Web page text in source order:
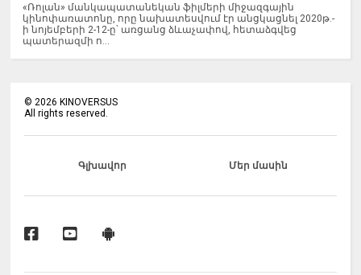
«Ռոլան» մանկապատանեկան ֆիլմերի միջազգային
կինոփառատոնը, որը նախատեսվում էր անցկացնել 2020թ.-
ի նոյեմբերի 2-12-ը՝ առցանց ձևաչափով, հետաձգվեց
պատերազմի ո...
©2026 KINOVERSUS
All rights reserved.
Գլխավոր Մեր մասին